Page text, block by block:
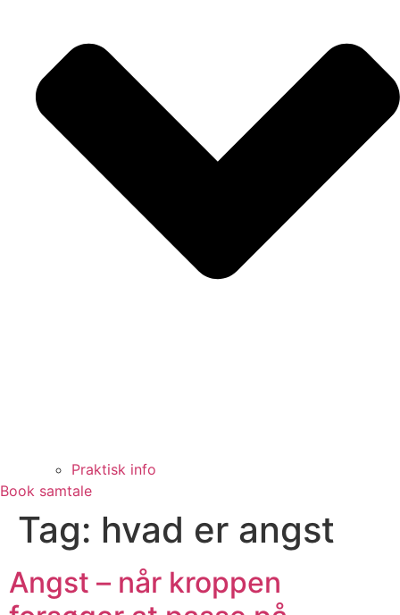
Praktisk info
Book samtale
Tag: hvad er angst
Angst – når kroppen